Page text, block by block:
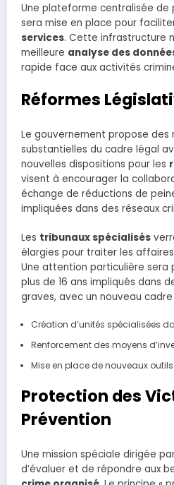
Une plateforme centralisée de
sera mise en place pour
services. Cette infrastructure
meilleure analyse des
rapide face aux activités
Réformes
Le gouvernement propose des
substantielles du cadre légal
nouvelles dispositions pour les
visent à encourager la
échange de réductions de
impliquées dans des réseaux
Les tribunaux spécialisés
élargies pour traiter les
Une attention particulière sera
plus de 16 ans impliqués dans
graves, avec un nouveau
Création d’unités spécialisées
Renforcement des moyens
Mise en place de nouveaux
Protection des
Prévention
Une mission spéciale dirigée
d’évaluer et de répondre aux